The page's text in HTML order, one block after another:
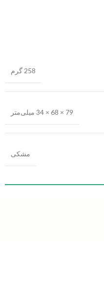
258 گرم
79 × 68 × 34 میلی‌متر
مشکی